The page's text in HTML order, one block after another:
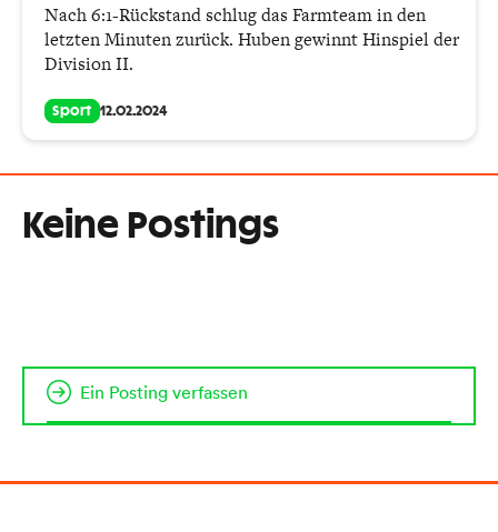
Nach 6:1-Rückstand schlug das Farmteam in den
letzten Minuten zurück. Huben gewinnt Hinspiel der
Division II.
Sport 12.02.2024
Keine Postings
Ein Posting verfassen